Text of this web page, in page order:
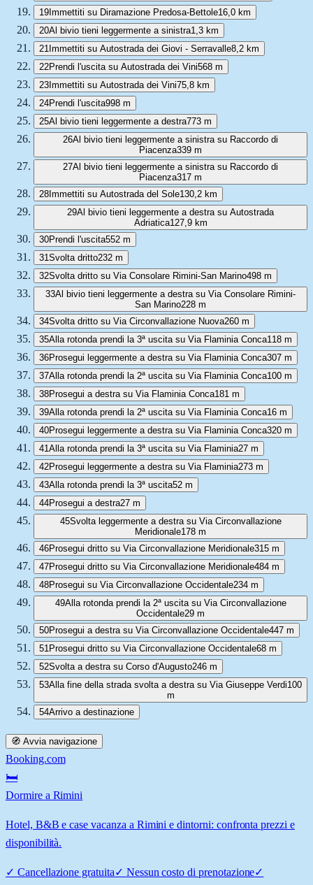
19Immettiti su Diramazione Predosa-Bettole16,0 km
20Al bivio tieni leggermente a sinistra1,3 km
21 Immettiti su Autostrada dei Giovi - Serravalle8,2 km
22Prendi l'uscita su Autostrada dei Vini568 m
23Immettiti su Autostrada dei Vini75,8 km
24Prendi l'uscita998 m
25Al bivio tieni leggermente a destra773 m
26Al bivio tieni leggermente a sinistra su Raccordo di
Piacenza339 m
27Al bivio tieni leggermente a sinistra su Raccordo di
Piacenza317 m
28Immettiti su Autostrada del Sole130,2 km
29Al bivio tieni leggermente a destra su Autostrada
Adriatica127,9 km
30Prendi l'uscita552 m
31Svolta dritto232 m
32Svolta dritto su Via Consolare Rimini-San Marino498 m
33Al bivio tieni leggermente a destra su Via Consolare Rimini-
San Marino228 m
34Svolta dritto su Via Circonvallazione Nuova260 m
35Alla rotonda prendi la 3ª uscita su Via Flaminia Conca118 m
36Prosegui leggermente a destra su Via Flaminia Conca307 m
37Alla rotonda prendi la 2ª uscita su Via Flaminia Conca100 m
38Prosegui a destra su Via Flaminia Conca181 m
39Alla rotonda prendi la 2ª uscita su Via Flaminia Conca16 m
40Prosegui leggermente a destra su Via Flaminia Conca320 m
41Alla rotonda prendi la 3ª uscita su Via Flaminia27 m
42Prosegui leggermente a destra su Via Flaminia273 m
43Alla rotonda prendi la 3ª uscita52 m
44Prosegui a destra27 m
45Svolta leggermente a destra su Via Circonvallazione
Meridionale178 m
46Prosegui dritto su Via Circonvallazione Meridionale315 m
47Prosegui dritto su Via Circonvallazione Meridionale484 m
48Prosegui su Via Circonvallazione Occidentale234 m
49Alla rotonda prendi la 2ª uscita su Via Circonvallazione
Occidentale29 m
50Prosegui a destra su Via Circonvallazione Occidentale447 m
51 Prosegui dritto su Via Circonvallazione Occidentale68 m
52Svolta a destra su Corso d'Augusto246 m
53Alla fine della strada svolta a destra su Via Giuseppe Verdi100
m
54Arrivo a destinazione
🧭 Avvia navigazione
Booking.com
🛏️
Dormire a Rimini
Hotel, B&B e case vacanza a Rimini e dintorni: confronta prezzi e
disponibilità.
✓ Cancellazione gratuita✓ Nessun costo di prenotazione✓